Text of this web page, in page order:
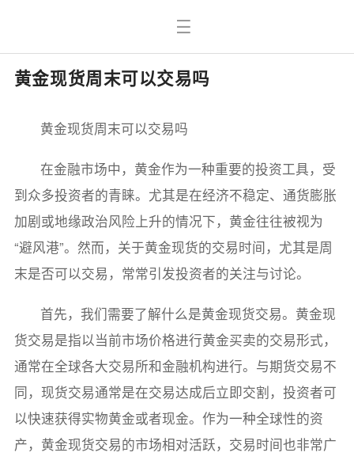
黄金现货周末可以交易吗
黄金现货周末可以交易吗
在金融市场中，黄金作为一种重要的投资工具，受
到众多投资者的青睐。尤其是在经济不稳定、通货膨胀
加剧或地缘政治风险上升的情况下，黄金往往被视为
“避风港”。然而，关于黄金现货的交易时间，尤其是周
末是否可以交易，常常引发投资者的关注与讨论。
首先，我们需要了解什么是黄金现货交易。黄金现
货交易是指以当前市场价格进行黄金买卖的交易形式，
通常在全球各大交易所和金融机构进行。与期货交易不
同，现货交易通常是在交易达成后立即交割，投资者可
以快速获得实物黄金或者现金。作为一种全球性的资
产，黄金现货交易的市场相对活跃，交易时间也非常广